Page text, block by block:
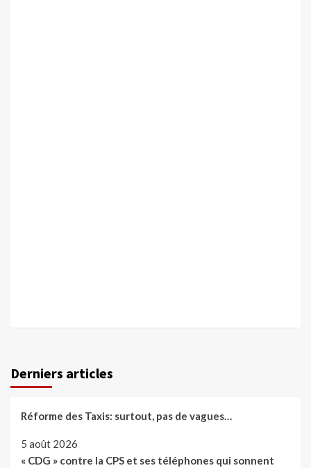
Derniers articles
Réforme des Taxis: surtout, pas de vagues…
5 août 2026
« CDG » contre la CPS et ses téléphones qui sonnent